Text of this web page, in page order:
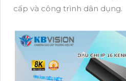
cấp và công trình dân dụng.